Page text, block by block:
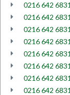
0216 642
0216 642
0216 642
0216 642
0216 642
0216 642
0216 642
0216 642